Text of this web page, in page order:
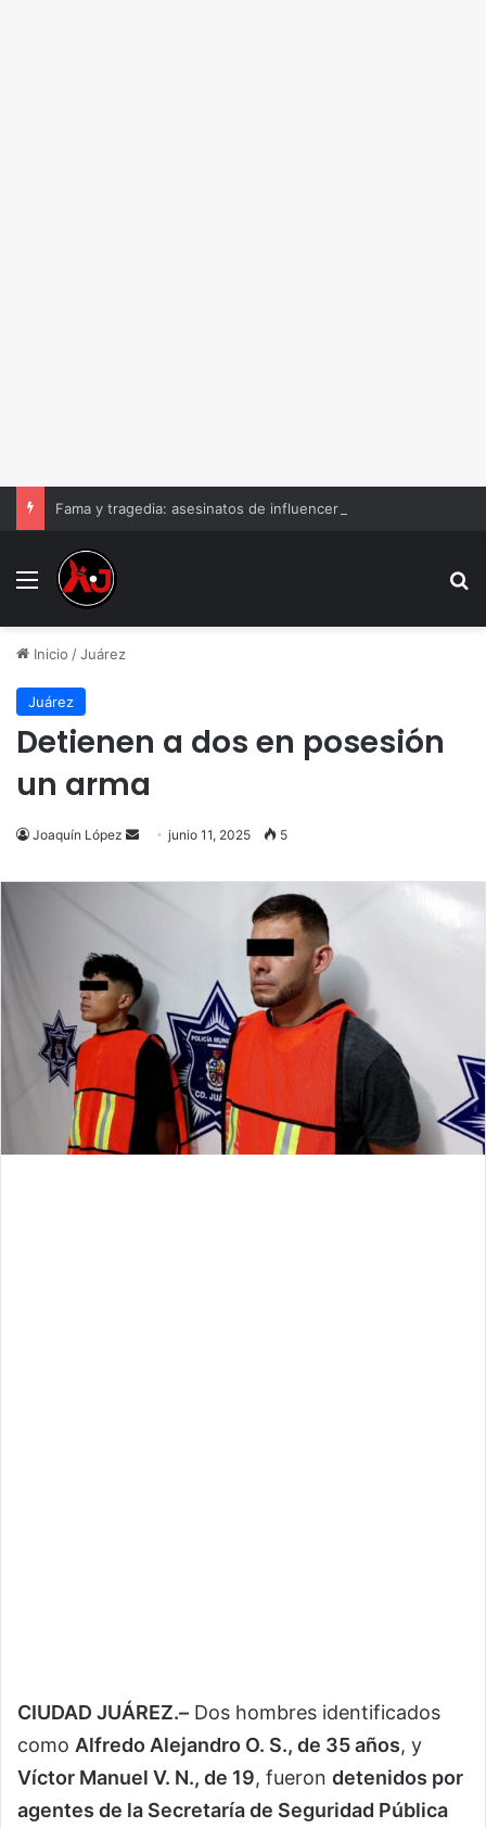
Menu
Inicio /Juárez
Juárez
Detienen a dos en posesión
un arma
Joaquín López
Send
email
junio 11, 2025 5
CIUDAD JUÁREZ.– Dos hombres identificados
como Alfredo Alejandro O. S., de 35 años, y
Víctor Manuel V. N., de 19, fueron detenidos por
agentes de la Secretaría de Seguridad Pública